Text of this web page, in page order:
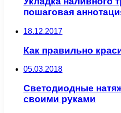
пошаговая
18.12.2017
Как правильно
05.03.2018
Светодиодные
своими руками